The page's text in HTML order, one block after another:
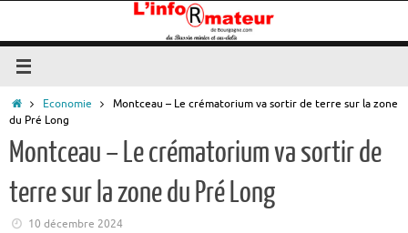
contenu
AccueilEconomie
Montceau – Le crématorium va sortir de terre sur la zone
du Pré Long
Montceau – Le crématorium va sortir de
terre sur la zone du Pré Long
10 décembre 2024